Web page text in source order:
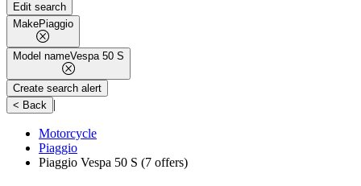
Edit search
MakePiaggio
Model nameVespa 50 S
Create search alert
< Back |
Motorcycle
Piaggio
Piaggio Vespa 50 S (7 offers)